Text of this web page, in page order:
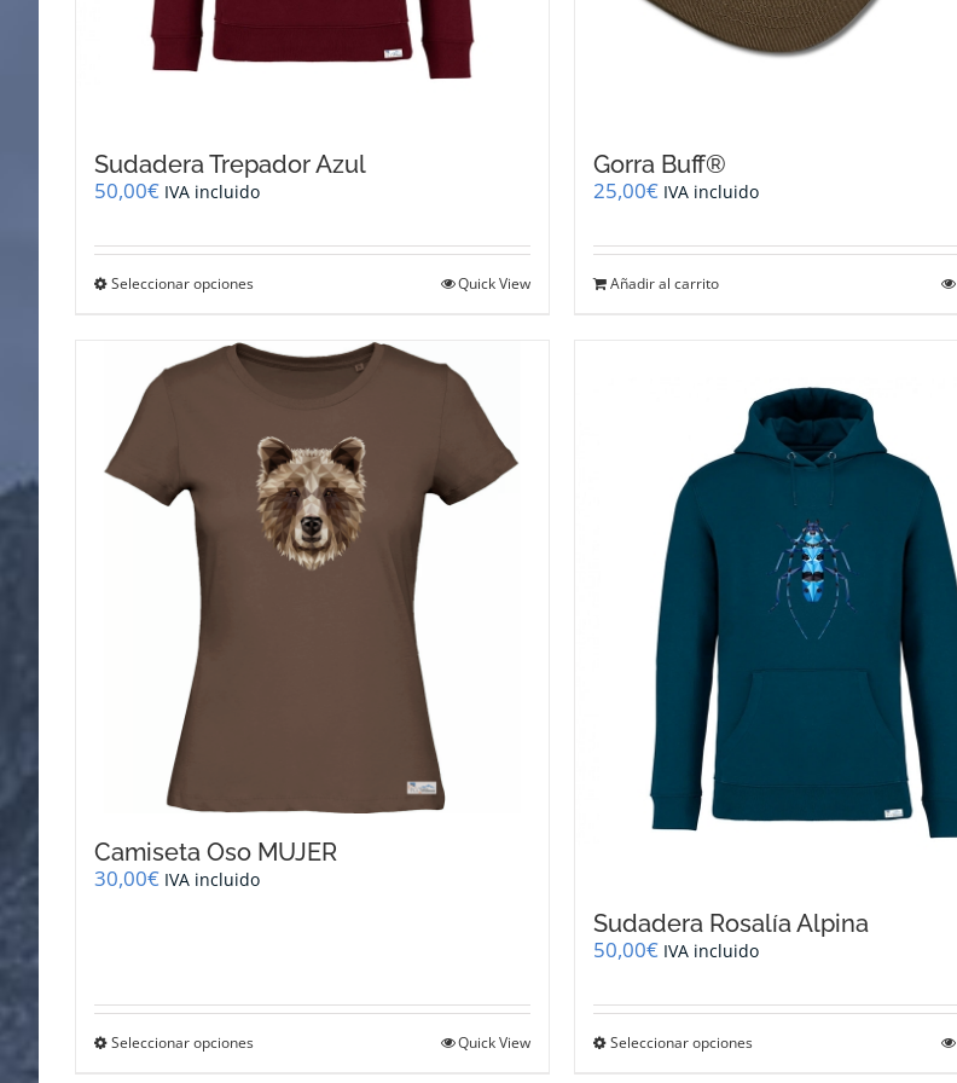
Sudadera Trepador Azul
50,00€ IVA incluido
Seleccionar opciones
múltiples
opciones
se
pueden
elegir
en
página
Quick View
Gorra Buff®
25,00€ IVA incluido
Añadir al carrito
Camiseta Oso MUJER
30,00€ IVA incluido
Seleccionar opciones Quick View
Sudadera Rosalía Alpina
50,00€ IVA incluido
Seleccionar opciones